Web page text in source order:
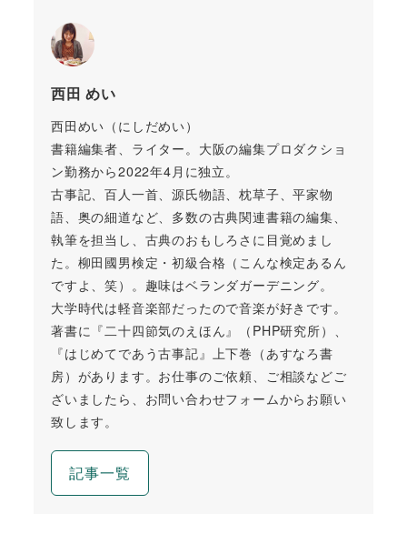
西田 めい
西田めい（にしだめい）
書籍編集者、ライター。大阪の編集プロダクショ
ン勤務から2022年4月に独立。
古事記、百人一首、源氏物語、枕草子、平家物
語、奥の細道など、多数の古典関連書籍の編集、
執筆を担当し、古典のおもしろさに目覚めまし
た。柳田國男検定・初級合格（こんな検定あるん
ですよ、笑）。趣味はベランダガーデニング。
大学時代は軽音楽部だったので音楽が好きです。
著書に『二十四節気のえほん』（PHP研究所）、
『はじめてであう古事記』上下巻（あすなろ書
房）があります。お仕事のご依頼、ご相談などご
ざいましたら、お問い合わせフォームからお願い
致します。
記事一覧